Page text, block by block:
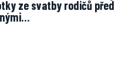
ze svatby rodičů před